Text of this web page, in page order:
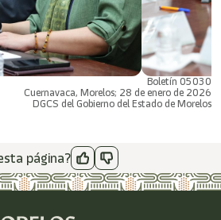
Boletín 05030
Cuernavaca, Morelos; 28 de enero de 2026
DGCS del Gobierno del Estado de Morelos
página?